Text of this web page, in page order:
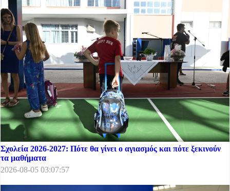
Σχολεία 2026-2027: Πότε θα γίνει ο αγιασμός και πότε ξεκινούν
τα μαθήματα
2026-08-05 03:07:57